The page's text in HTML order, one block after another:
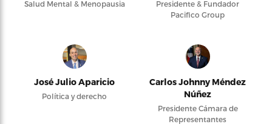
Salud Mental & Menopausia
Presidente & Fundador
Pacifico Group
José Julio Aparicio
Política y derecho
Carlos Johnny Méndez
Núñez
Presidente Cámara de
Representantes